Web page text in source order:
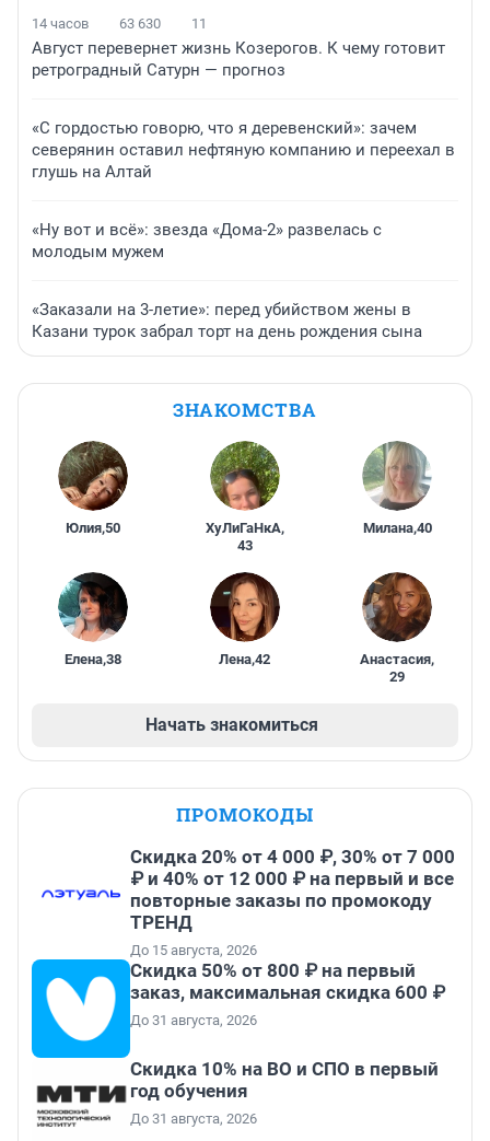
14 часов 63 630 11
Август перевернет жизнь Козерогов. К чему готовит
ретроградный Сатурн — прогноз
«С гордостью говорю, что я деревенский»: зачем
северянин оставил нефтяную компанию и переехал в
глушь на Алтай
«Ну вот и всё»: звезда «Дома-2» развелась с
молодым мужем
«Заказали на 3-летие»: перед убийством жены в
Казани турок забрал торт на день рождения сына
ЗНАКОМСТВА
Юлия,50 ХуЛиГаНкА,
43
Милана,40
Елена,38 Лена,42 Анастасия,
29
Начать знакомиться
ПРОМОКОДЫ
Скидка 20% от 4 000 ₽, 30% от 7 000
₽ и 40% от 12 000 ₽ на первый и все
повторные заказы по промокоду
ТРЕНД
До 15 августа, 2026
Скидка 50% от 800 ₽ на первый
заказ, максимальная скидка 600 ₽
До 31 августа, 2026
Скидка 10% на ВО и СПО в первый
год обучения
До 31 августа, 2026